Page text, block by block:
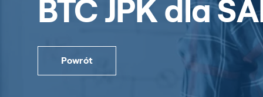
BTC JPK dla
Powrót